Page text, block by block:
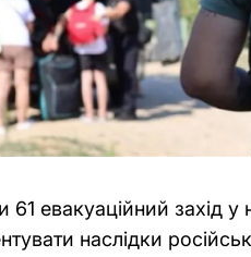
евакуаційний захід у
наслідки